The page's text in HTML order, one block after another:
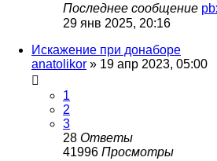
Последнее сообщение
29 янв 2025, 20:16
Искажение при донаборе
anatolikor » 19 апр 2023, 05:00
1
2
3
28 Ответы
41996 Просмотры